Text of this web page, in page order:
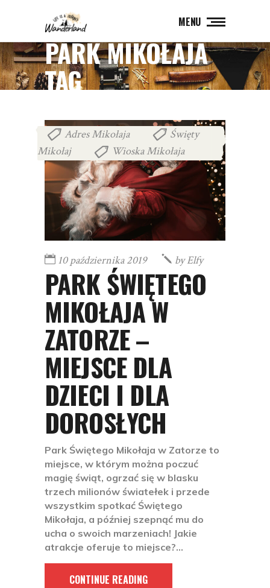
MENU
PARK MIKOŁAJA
TAG
Adres Mikołaja
Święty
Mikołaj
Wioska Mikołaja
10 października 2019 byElfy
PARK ŚWIĘTEGO
MIKOŁAJA W
ZATORZE –
MIEJSCE DLA
DZIECI I DLA
DOROSŁYCH
Park Świętego Mikołaja w Zatorze to
miejsce, w którym można poczuć
magię świąt, ogrzać się w blasku
trzech milionów światełek i przede
wszystkim spotkać Świętego
Mikołaja, a później szepnąć mu do
ucha o swoich marzeniach! Jakie
atrakcje oferuje to miejsce?
CONTINUE READING